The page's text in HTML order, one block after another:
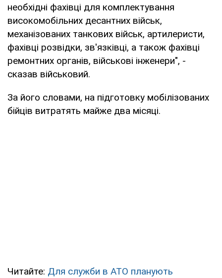
необхідні фахівці для комплектування
високомобільних десантних військ,
механізованих танкових військ, артилеристи,
фахівці розвідки, зв'язківці, а також фахівці
ремонтних органів, військові інженери", -
сказав військовий.
За його словами, на підготовку мобілізованих
бійців витратять майже два місяці.
Читайте: Для служби в АТО планують